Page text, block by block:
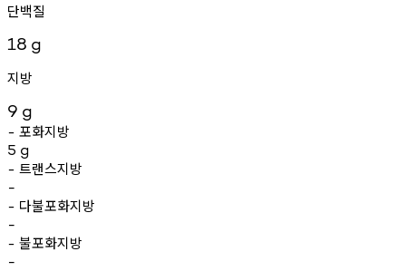
단백질
18 g
지방
9 g
- 포화지방
5 g
- 트랜스지방
-
- 다불포화지방
-
- 불포화지방
-